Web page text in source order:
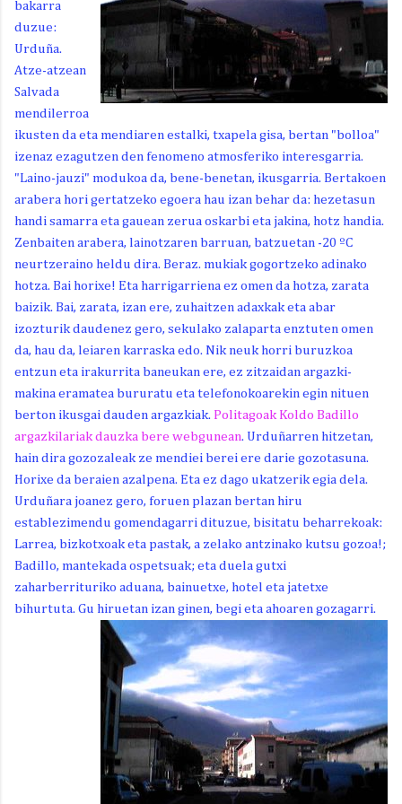
bakarra
duzue:
Urduña.
Atze-atzean
Salvada
mendilerroa
ikusten da eta mendiaren estalki, txapela gisa, bertan "bolloa"
izenaz ezagutzen den fenomeno atmosferiko interesgarria.
"Laino-jauzi" modukoa da, bene-benetan, ikusgarria. Bertakoen
arabera hori gertatzeko egoera hau izan behar da: hezetasun
handi samarra eta gauean zerua oskarbi eta jakina, hotz handia.
Zenbaiten arabera, lainotzaren barruan, batzuetan -20 ºC
neurtzeraino heldu dira. Beraz. mukiak gogortzeko adinako
hotza. Bai horixe! Eta harrigarriena ez omen da hotza, zarata
baizik. Bai, zarata, izan ere, zuhaitzen adaxkak eta abar
izozturik daudenez gero, sekulako zalaparta enztuten omen
da, hau da, leiaren karraska edo. Nik neuk horri buruzkoa
entzun eta irakurrita baneukan ere, ez zitzaidan argazki-
makina eramatea bururatu eta telefonokoarekin egin nituen
berton ikusgai dauden argazkiak. Politagoak Koldo Badillo
argazkilariak dauzka bere webgunean. Urduñarren hitzetan,
hain dira gozozaleak ze mendiei berei ere darie gozotasuna.
Horixe da beraien azalpena. Eta ez dago ukatzerik egia dela.
Urduñara joanez gero, foruen plazan bertan hiru
establezimendu gomendagarri dituzue, bisitatu beharrekoak:
Larrea, bizkotxoak eta pastak, a zelako antzinako kutsu gozoa!;
Badillo, mantekada ospetsuak; eta duela gutxi
zaharberrituriko aduana, bainuetxe, hotel eta jatetxe
bihurtuta. Gu hiruetan izan ginen, begi eta ahoaren gozagarri.